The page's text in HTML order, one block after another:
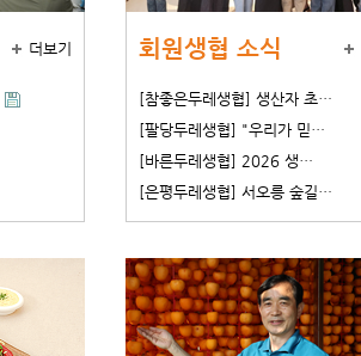
더보기 회원생협 소식
[참좋은두레생협] 생산자 초…
[팔당두레생협] "우리가 믿…
[바른두레생협] 2026 생…
[은평두레생협] 서오릉 숲길…